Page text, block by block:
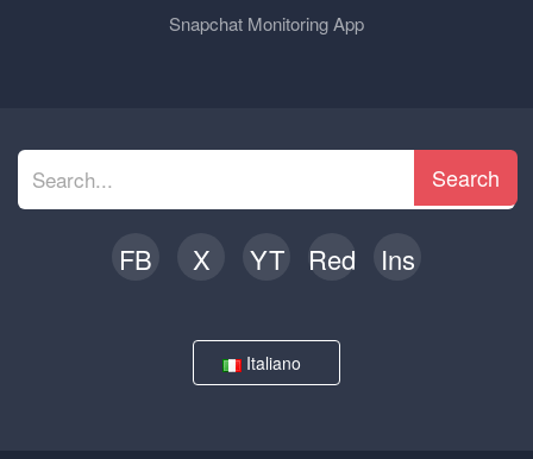
Snapchat Monitoring App
Search
FB X YT Red Ins
Italiano